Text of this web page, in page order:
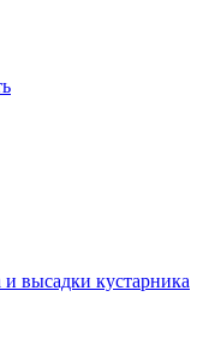
высадки кустарника